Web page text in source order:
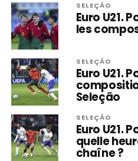
SELEÇÃO
Euro U21.
les
SELEÇÃO
Euro U21.
Seleção
SELEÇÃO
Euro U21.
quelle
chaîne ?